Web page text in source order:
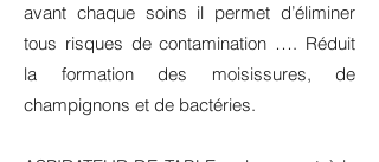
avant chaque soins il permet d’éliminer
tous risques de contamination …. Réduit
la formation des moisissures, de
champignons et de bactéries.